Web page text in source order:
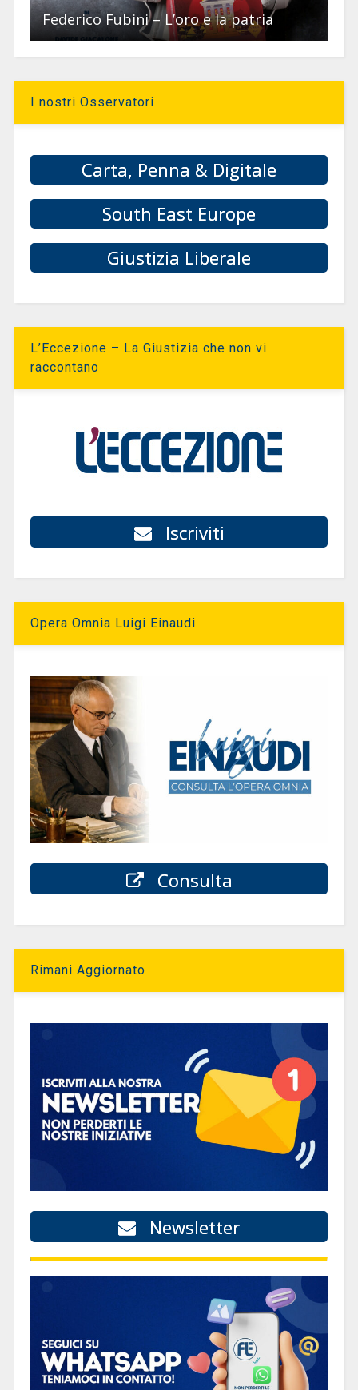
Federico Fubini – L’oro e la patria
I nostri Osservatori
Carta, Penna & Digitale
South East Europe
Giustizia Liberale
L’Eccezione – La Giustizia che non vi
raccontano
Iscriviti
Opera Omnia Luigi Einaudi
Consulta
Rimani Aggiornato
Newsletter